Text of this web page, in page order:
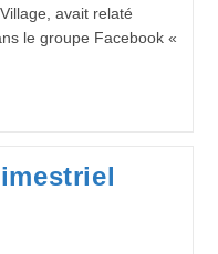
avait relaté
le groupe Facebook «